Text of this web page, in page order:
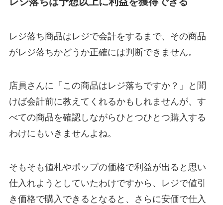
レジ落ち商品はレジで会計をするまで、その商品
がレジ落ちかどうか正確には判断できません。
店員さんに「この商品はレジ落ちですか？」と聞
けば会計前に教えてくれるかもしれませんが、す
べての商品を確認しながらひとつひとつ購入する
わけにもいきませんよね。
そもそも値札やポップの価格で利益が出ると思い
仕入れようとしていたわけですから、レジで値引
き価格で購入できるとなると、さらに安価で仕入